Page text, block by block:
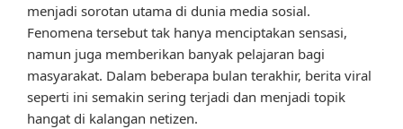
menjadi sorotan utama di dunia media sosial.
Fenomena tersebut tak hanya menciptakan sensasi,
namun juga memberikan banyak pelajaran bagi
masyarakat. Dalam beberapa bulan terakhir, berita viral
seperti ini semakin sering terjadi dan menjadi topik
hangat di kalangan netizen.